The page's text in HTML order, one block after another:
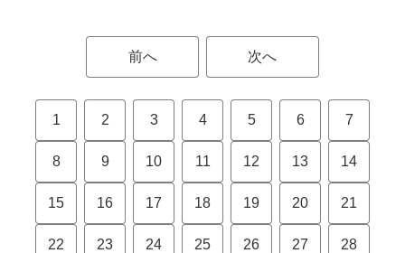
前へ 次へ
1 2 3 4 5 6 7
8 9 10 11 12 13 14
15 16 17 18 19 20 21
22 23 24 25 26 27 28